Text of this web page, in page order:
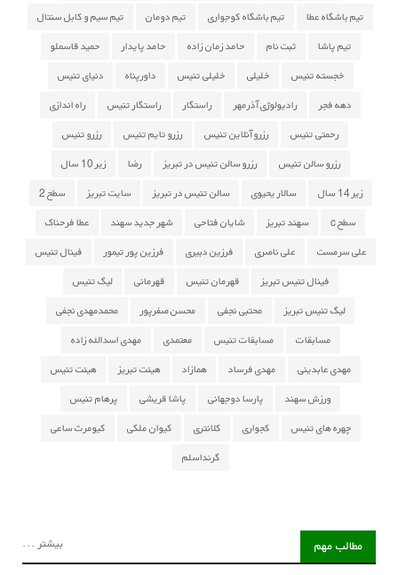
تیم باشگاه عطا تیم باشگاه کوجواری تیم دومان تیم سیم و کابل سنتال
تیم پاشا ثبت نام حامد زمان زاده حامد پایدار حمید قاسملو
خجسته تنیس خلیلی خلیلی تنیس داورپناه دنیای تنیس
دهه فجر رادیولوژی آذرمهر راستگار راستگار تنیس راه اندازی
رحمتی تنیس رزرو آنلاین تنیس رزرو تایم تنیس رزرو تنیس
رزرو سالن تنیس رزرو سالن تنیس در تبریز رضا زیر 10 سال
زیر 14 سال سالار یحیوی سالن تنیس در تبریز سایت تبریز سطح 2
سطح c سهند تبریز شایان فتاحی شهر جدید سهند عطا فرحناک
علی سرمست علی ناصری فرزین دبیری فرزین پور تیمور فینال تنیس
فینال تنیس تبریز قهرمان تنیس قهرمانی لیگ تنیس
لیگ تنیس تبریز محتبی نجفی محسن صفرپور محمدمهدی نجفی
مسابقات مسابقات تنیس معتمدی مهدی اسدالله زاده
مهدی عابدینی مهدی فرساد همازاد هیئت تبریز هیئت تنیس
ورزش سهند پارسا دوجهانی پاشا قریشی پرهام تنیس
چهره های تنیس کجواری کلانتری کیوان ملکی کیومرث ساعی
گرنداسلم
مطالب مهم بیشتر ...